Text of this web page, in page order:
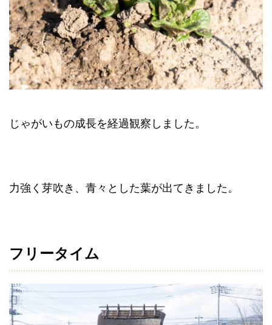
じゃがいもの成長を経過観察しました。
力強く芽吹き、青々とした葉が出てきました。
フリータイム